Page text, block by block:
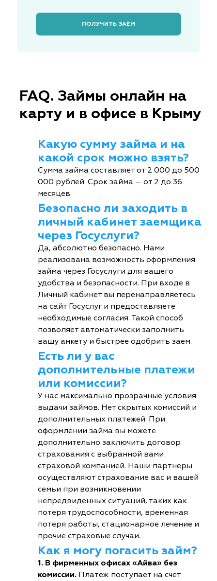
ПОЛУЧИТЬ ЗАЁМ
FAQ. Займы онлайн на
карту и в офисе в Крыму
Какую сумму займа и на
какой срок можно взять?
Сумма займа составляет от 2 000 до 500
000 рублей. Срок займа – от 2 до 36
месяцев.
Безопасно ли заходить в
личный кабинет заемщика
через Госуслуги?
Да, абсолютно безопасно. Нами
реализована возможность оформления
займа через Госуслуги для вашего
удобства и безопасности. При входе в
Личный кабинет вы перенаправляетесь
на сайт Госуслуг и предоставляете
необходимые согласия. Такой способ
позволяет автоматически заполнить
вашу анкету и быстрее одобрить заем.
Есть ли у вас
дополнительные платежи
или комиссии?
У нас максимально прозрачные условия
выдачи займов. Нет скрытых комиссий и
дополнительных платежей. При
оформлении займа вы можете
дополнительно заключить договор
страхования с выбранной вами
страховой компанией. Наши партнеры
осуществляют страхование вас и вашей
семьи при возникновении
непредвиденных ситуаций, таких как
потеря трудоспособности, временная
потеря работы, стационарное лечение и
прочие страховые случаи.
Как я могу погасить займ?
1. В фирменных офисах «Айва» без
комиссии. Платеж поступает на счет